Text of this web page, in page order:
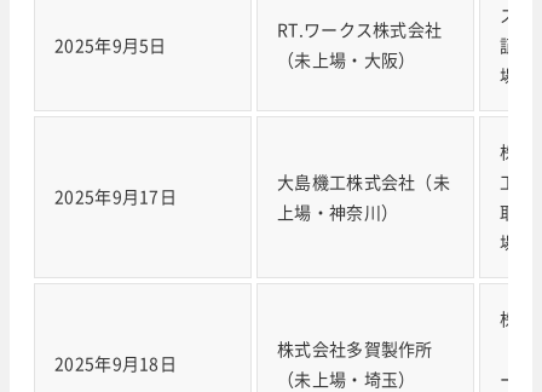
2025年9月5日
RT.ワークス株式会社
（未上場・大阪）
スズ
証券
場
2025年9月17日
大島機工株式会社（未
上場・神奈川）
株式
工株
取引
場
2025年9月18日
株式会社多賀製作所
（未上場・埼玉）
株式
ース